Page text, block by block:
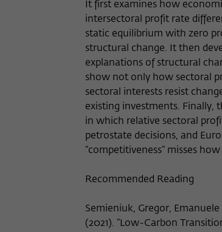
It first examines how
intersectoral profit rate
static equilibrium with zero
structural change. It then
explanations of structural
show not only how sectoral
sectoral interests resist
existing investments.
in which relative sectoral
petrostate decisions, and
“competitiveness” misses
Recommended Reading
Semieniuk, Gregor,
(2021). “Low-Carbon